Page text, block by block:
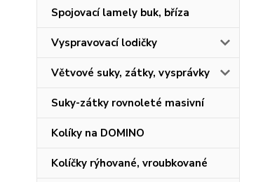
Spojovací lamely buk, bříza
Vyspravovací lodičky
Větvové suky, zátky, vysprávky
Suky-zátky rovnoleté masivní
Kolíky na DOMINO
Kolíčky rýhované, vroubkované